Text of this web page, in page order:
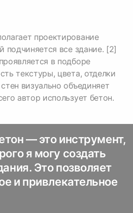
проектирование
подчиняется все здание. [2]
в подборе
текстуры, цвета, отделки
визуально объединяет
— это инструмент,
я могу создать
Это позволяет
и привлекательное